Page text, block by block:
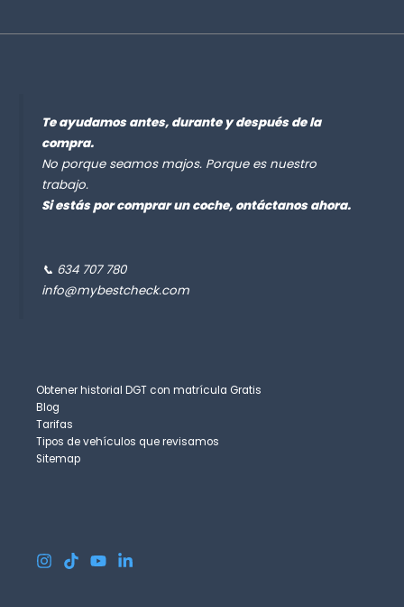
Te ayudamos antes, durante y después de la
compra.
No porque seamos majos. Porque es nuestro
trabajo.
Si estás por comprar un coche, ontáctanos ahora.
📞 634 707 780
info@mybestcheck.com
Obtener historial DGT con matrícula Gratis
Blog
Tarifas
Tipos de vehículos que revisamos
Sitemap